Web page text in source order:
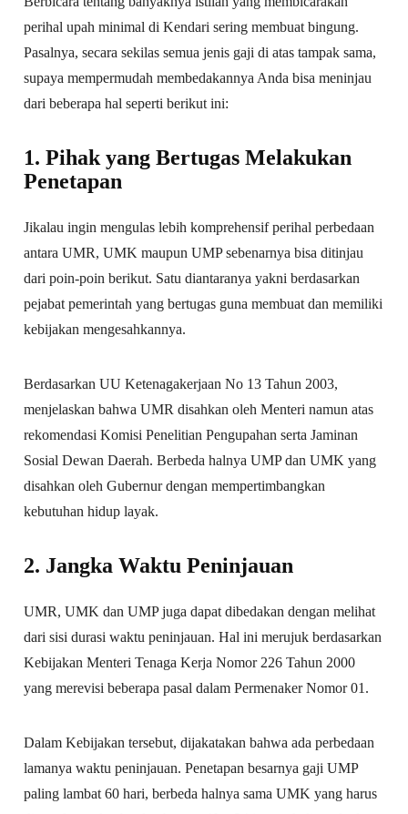
perihal upah minimal di Kendari sering membuat bingung.
Pasalnya, secara sekilas semua jenis gaji di atas tampak sama,
supaya mempermudah membedakannya Anda bisa meninjau
dari beberapa hal seperti berikut ini:
1. Pihak yang Bertugas Melakukan
Penetapan
Jikalau ingin mengulas lebih komprehensif perihal perbedaan
antara UMR, UMK maupun UMP sebenarnya bisa ditinjau
dari poin-poin berikut. Satu diantaranya yakni berdasarkan
pejabat pemerintah yang bertugas guna membuat dan memiliki
kebijakan mengesahkannya.
Berdasarkan UU Ketenagakerjaan No 13 Tahun 2003,
menjelaskan bahwa UMR disahkan oleh Menteri namun atas
rekomendasi Komisi Penelitian Pengupahan serta Jaminan
Sosial Dewan Daerah. Berbeda halnya UMP dan UMK yang
disahkan oleh Gubernur dengan mempertimbangkan
kebutuhan hidup layak.
2. Jangka Waktu Peninjauan
UMR, UMK dan UMP juga dapat dibedakan dengan melihat
dari sisi durasi waktu peninjauan. Hal ini merujuk berdasarkan
Kebijakan Menteri Tenaga Kerja Nomor 226 Tahun 2000
yang merevisi beberapa pasal dalam Permenaker Nomor 01.
Dalam Kebijakan tersebut, dijakatakan bahwa ada perbedaan
lamanya waktu peninjauan. Penetapan besarnya gaji UMP
paling lambat 60 hari, berbeda halnya sama UMK yang harus